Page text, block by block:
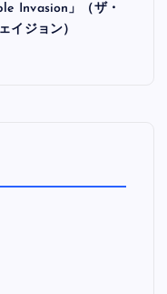
Invasion」（ザ・
イジョン）